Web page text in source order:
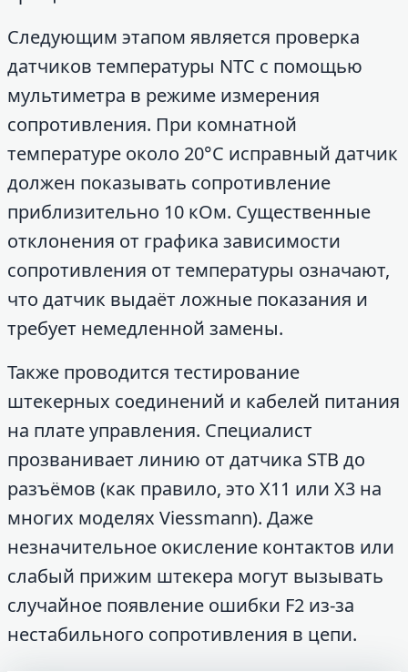
Следующим этапом является проверка
датчиков температуры NTC с помощью
мультиметра в режиме измерения
сопротивления. При комнатной
температуре около 20°C исправный датчик
должен показывать сопротивление
приблизительно 10 кОм. Существенные
отклонения от графика зависимости
сопротивления от температуры означают,
что датчик выдаёт ложные показания и
требует немедленной замены.
Также проводится тестирование
штекерных соединений и кабелей питания
на плате управления. Специалист
прозванивает линию от датчика STB до
разъёмов (как правило, это X11 или X3 на
многих моделях Viessmann). Даже
незначительное окисление контактов или
слабый прижим штекера могут вызывать
случайное появление ошибки F2 из-за
нестабильного сопротивления в цепи.